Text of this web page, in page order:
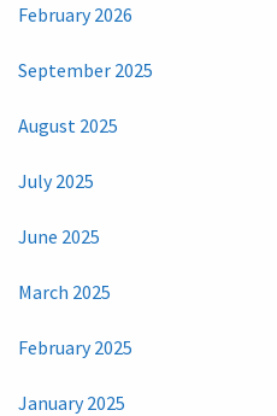
February 2026
September 2025
August 2025
July 2025
June 2025
March 2025
February 2025
January 2025